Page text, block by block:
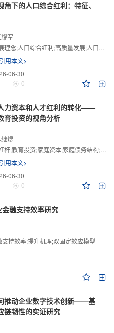
角下的人口综合红利：特征、
军
念;人口综合红利;高质量发展;人口政策;中国式现代化
用本文>
06-30
| 0
力资本和人才红利的转化——
育投资的视角分析
继煜
杆;教育投资;家庭资本;家庭债务结构;CHFS
用本文>
06-30
| 0
融支持效率研究
持效率;提升机理;双固定效应模型
推动企业数字技术创新——基
链韧性的实证研究